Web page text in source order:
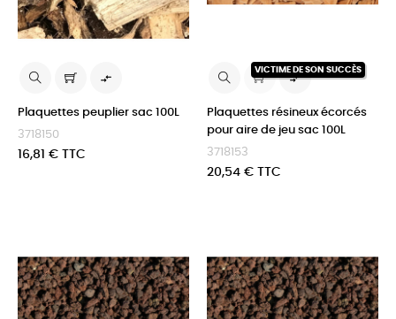

Plaquettes peuplier sac 100L
3718150
Prix
16,81 € TTC
VICTIME DE SON SUCCÈS

Plaquettes résineux écorcés
pour aire de jeu sac 100L
3718153
Prix
20,54 € TTC